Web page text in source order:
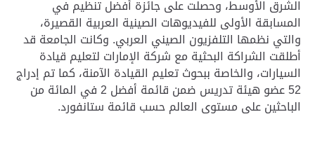
الشرق الأوسط، وحصلت على جائزة أفضل تنظيم في
المسابقة الأولى للفيديوهات الصينية العربية القصيرة،
والتي نظمها التلفزيون الصيني العربي. وكانت الجامعة قد
أطلقت الشراكة البحثية مع شركة الإمارات لتعليم قيادة
السيارات، والخاصة ببحوث تعليم القيادة الآمنة، كما تم إدراج
52 عضو هيئة تدريس ضمن قائمة أفضل 2 في المائة من
الباحثين على مستوى العالم حسب قائمة ستانفورد.